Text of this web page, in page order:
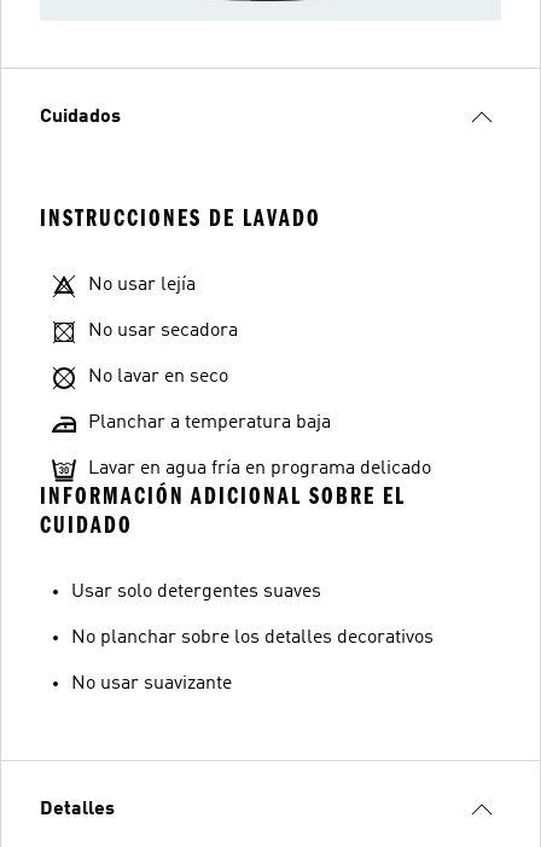
Cuidados
INSTRUCCIONES DE LAVADO
No usar lejía
No usar secadora
No lavar en seco
Planchar a temperatura baja
Lavar en agua fría en programa delicado
INFORMACIÓN ADICIONAL SOBRE EL
CUIDADO
Usar solo detergentes suaves
No planchar sobre los detalles decorativos
No usar suavizante
Detalles